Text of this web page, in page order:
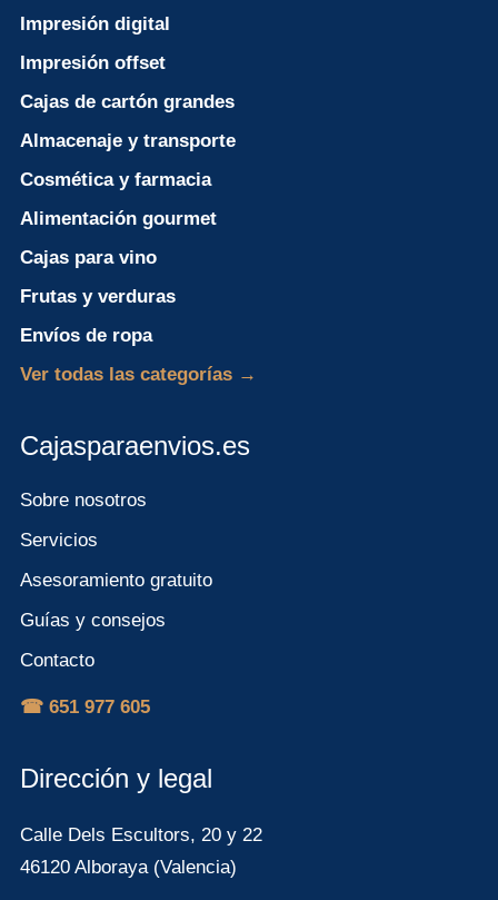
Impresión digital
Impresión offset
Cajas de cartón grandes
Almacenaje y transporte
Cosmética y farmacia
Alimentación gourmet
Cajas para vino
Frutas y verduras
Envíos de ropa
Ver todas las categorías →
Cajasparaenvios.es
Sobre nosotros
Servicios
Asesoramiento gratuito
Guías y consejos
Contacto
☎ 651 977 605
Dirección y legal
Calle Dels Escultors, 20 y 22
46120 Alboraya (Valencia)